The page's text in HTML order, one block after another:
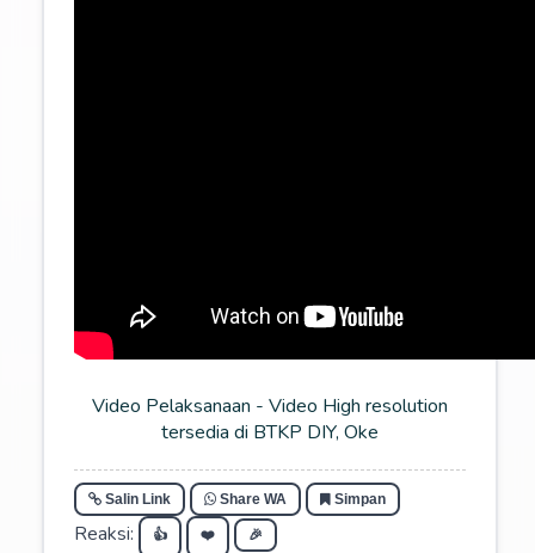
Video Pelaksanaan - Video High resolution
tersedia di BTKP DIY, Oke
Salin Link Share WA Simpan
Reaksi: 👍 ❤️ 🎉